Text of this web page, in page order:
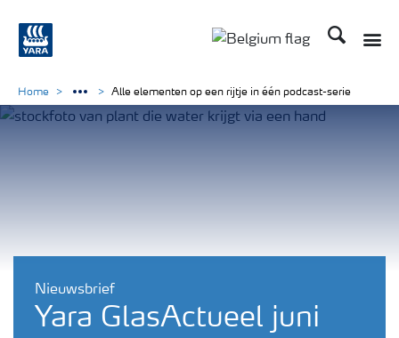
Zoek op
Nieuwsbrief
Yara GlasActueel juni
Home Alle elementen op een rijtje in één podcast-serie